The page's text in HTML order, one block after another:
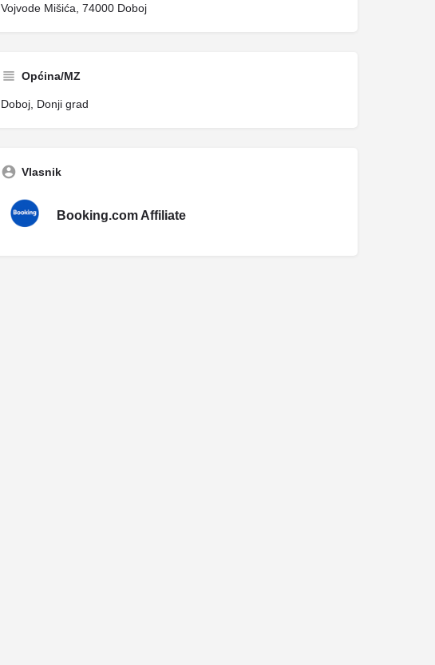
Vojvode Mišića, 74000 Doboj
Općina/MZ
Doboj, Donji grad
Vlasnik
Booking.com Affiliate